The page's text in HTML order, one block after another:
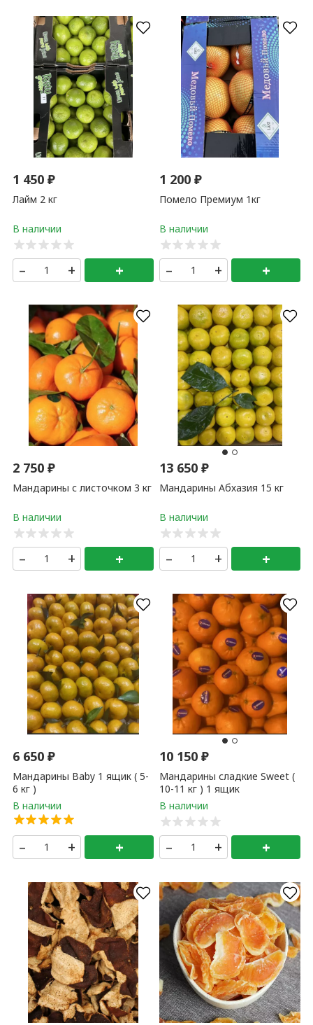
1 450₽
Лайм 2 кг
– + +
1 200₽
Помело Премиум 1кг
– + +
2 750₽
Мандарины с листочком 3 кг
– + +
13 650₽
Мандарины Абхазия 15 кг
– + +
6 650₽
Мандарины Baby 1 ящик ( 5-
6 кг )
– + +
10 150₽
Мандарины сладкие Sweet (
10-11 кг ) 1 ящик
– + +